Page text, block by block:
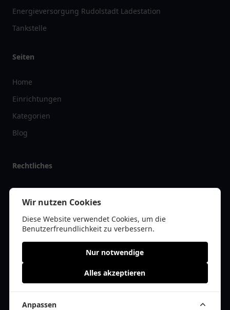
Energieversorgung Rudolstadt Ladestation
Tankstelle
Seiten
Home
Einrichtungen
Kategorien
Blog
Rechtliches
Impressum
Datenschutz
Kontakt
© 2026 tanklist.de | Alle Rechte vorbehalten | * =Affiliate-Links /
Cookie Einwilligung anpassen
Wir nutzen Cookies
Diese Website verwendet Cookies, um die
Benutzerfreundlichkeit zu verbessern.
Nur notwendige
Alles akzeptieren
Anpassen